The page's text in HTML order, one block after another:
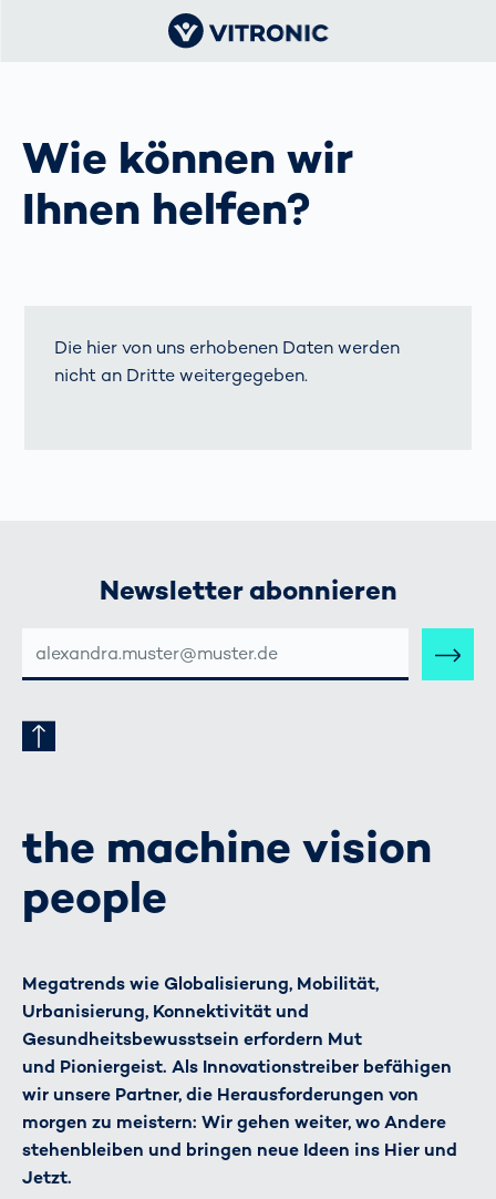
Wie können wir
Ihnen helfen?
Die hier von uns erhobenen Daten werden
nicht an Dritte weitergegeben.
Newsletter abonnieren
MAIL-
ADRESSE
the machine vision
people
Megatrends wie Globalisierung, Mobilität,
Urbanisierung, Konnektivität und
Gesundheitsbewusstsein erfordern Mut
und Pioniergeist. Als Innovationstreiber befähigen
wir unsere Partner, die Herausforderungen von
morgen zu meistern: Wir gehen weiter, wo Andere
stehenbleiben und bringen neue Ideen ins Hier und
Jetzt.